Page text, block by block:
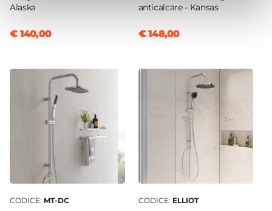
Installazione
Appoggio
Larghezza
Profondità
8,2 cm
Colore
Alaska
€ 140,00
anticalcare - Kansas
€ 148,00
CODICE: MT-DC CODICE: ELLIOT